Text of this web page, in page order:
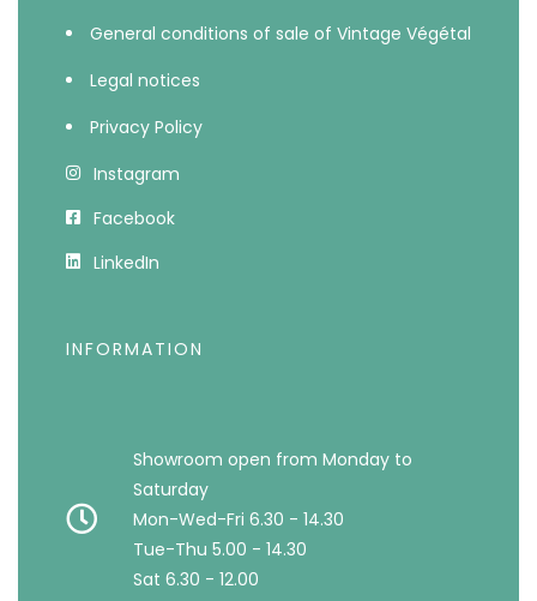
General conditions of sale of Vintage Végétal
Legal notices
Privacy Policy
Instagram
Facebook
LinkedIn
INFORMATION
Showroom open from Monday to
Saturday
Mon-Wed-Fri 6.30 - 14.30
Tue-Thu 5.00 - 14.30
Sat 6.30 - 12.00